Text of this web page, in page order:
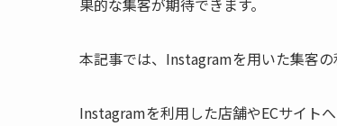
果的な集客が期待できます。
本記事では、Instagramを用いた集客
Instagramを利用した店舗やECサイト